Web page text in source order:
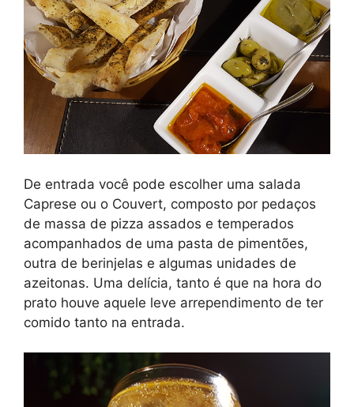
De entrada você pode escolher uma salada
Caprese ou o Couvert, composto por pedaços
de massa de pizza assados e temperados
acompanhados de uma pasta de pimentões,
outra de berinjelas e algumas unidades de
azeitonas. Uma delícia, tanto é que na hora do
prato houve aquele leve arrependimento de ter
comido tanto na entrada.